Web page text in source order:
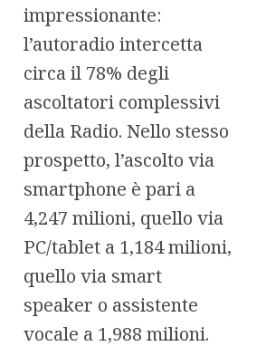
impressionante:
l’autoradio intercetta
circa il 78% degli
ascoltatori complessivi
della Radio. Nello stesso
prospetto, l’ascolto via
smartphone è pari a
4,247 milioni, quello via
PC/tablet a 1,184 milioni,
quello via smart
speaker o assistente
vocale a 1,988 milioni.